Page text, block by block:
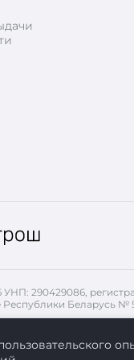
290429086,
Беларусь №